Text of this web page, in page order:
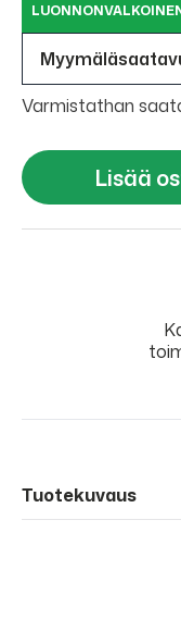
Varmistathan
Lisää
Tuotekuvaus